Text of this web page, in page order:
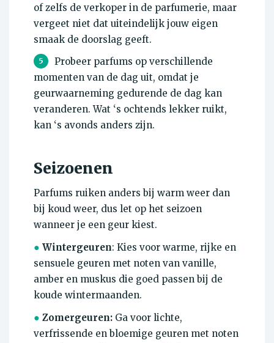
of zelfs de verkoper in de parfumerie, maar
vergeet niet dat uiteindelijk jouw eigen
smaak de doorslag geeft.
5
Probeer parfums op verschillende
momenten van de dag uit, omdat je
geurwaarneming gedurende de dag kan
veranderen. Wat ‘s ochtends lekker ruikt,
kan ‘s avonds anders zijn.
Seizoenen
Parfums ruiken anders bij warm weer dan
bij koud weer, dus let op het seizoen
wanneer je een geur kiest.
● Wintergeuren: Kies voor warme, rijke en
sensuele geuren met noten van vanille,
amber en muskus die goed passen bij de
koude wintermaanden.
● Zomergeuren: Ga voor lichte,
verfrissende en bloemige geuren met noten